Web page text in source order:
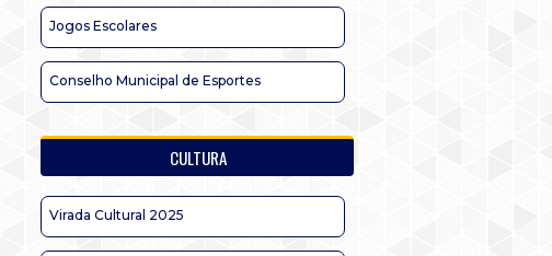
Jogos Escolares
Conselho Municipal de Esportes
CULTURA
Virada Cultural 2025